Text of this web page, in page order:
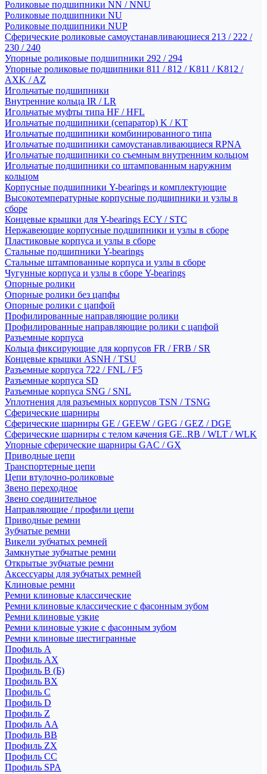
Роликовые подшипники NN / NNU
Роликовые подшипники NU
Роликовые подшипники NUP
Сферические роликовые самоустанавливающиеся 213 / 222 /
230 / 240
Упорные роликовые подшипники 292 / 294
Упорные роликовые подшипники 811 / 812 / K811 / K812 /
AXK / AZ
Игольчатые подшипники
Внутренние кольца IR / LR
Игольчатые муфты типа HF / HFL
Игольчатые подшипники (сепаратор) K / KT
Игольчатые подшипники комбинированного типа
Игольчатые подшипники самоустанавливающиеся RPNA
Игольчатые подшипники со съемным внутренним кольцом
Игольчатые подшипники со штампованным наружним
кольцом
Корпусные подшипники Y-bearings и комплектующие
Высокотемпературные корпусные подшипники и узлы в
сборе
Концевые крышки для Y-bearings ECY / STC
Нержавеющие корпусные подшипники и узлы в сборе
Пластиковые корпуса и узлы в сборе
Стальные подшипники Y-bearings
Стальные штампованные корпуса и узлы в сборе
Чугунные корпуса и узлы в сборе Y-bearings
Опорные ролики
Опорные ролики без цапфы
Опорные ролики с цапфой
Профилированные направляющие ролики
Профилированные направляющие ролики с цапфой
Разъемные корпуса
Кольца фиксирующие для корпусов FR / FRB / SR
Концевые крышки ASNH / TSU
Разъемные корпуса 722 / FNL / F5
Разъемные корпуса SD
Разъемные корпуса SNG / SNL
Уплотнения для разъемных корпусов TSN / TSNG
Сферические шарниры
Сферические шарниры GE / GEEW / GEG / GEZ / DGE
Сферические шарниры с телом качения GE..RB / WLT / WLK
Упорные сферические шарниры GAC / GX
Приводные цепи
Транспортерные цепи
Цепи втулочно-роликовые
Звено переходное
Звено соединительное
Направляющие / профили цепи
Приводные ремни
Зубчатые ремни
Викели зубчатых ремней
Замкнутые зубчатые ремни
Открытые зубчатые ремни
Аксессуары для зубчатых ремней
Клиновые ремни
Ремни клиновые классические
Ремни клиновые классические с фасонным зубом
Ремни клиновые узкие
Ремни клиновые узкие с фасонным зубом
Ремни клиновые шестигранные
Профиль A
Профиль AX
Профиль B (Б)
Профиль BX
Профиль C
Профиль D
Профиль Z
Профиль АА
Профиль BB
Профиль ZX
Профиль CC
Профиль SPA